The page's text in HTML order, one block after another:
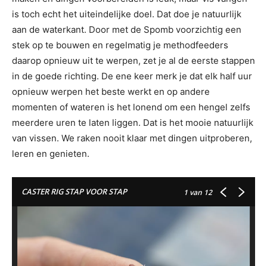
is toch echt het uiteindelijke doel. Dat doe je natuurlijk
aan de waterkant. Door met de Spomb voorzichtig een
stek op te bouwen en regelmatig je methodfeeders
daarop opnieuw uit te werpen, zet je al de eerste stappen
in de goede richting. De ene keer merk je dat elk half uur
opnieuw werpen het beste werkt en op andere
momenten of wateren is het lonend om een hengel zelfs
meerdere uren te laten liggen. Dat is het mooie natuurlijk
van vissen. We raken nooit klaar met dingen uitproberen,
leren en genieten.
CASTER RIG STAP VOOR STAP 1 van 12